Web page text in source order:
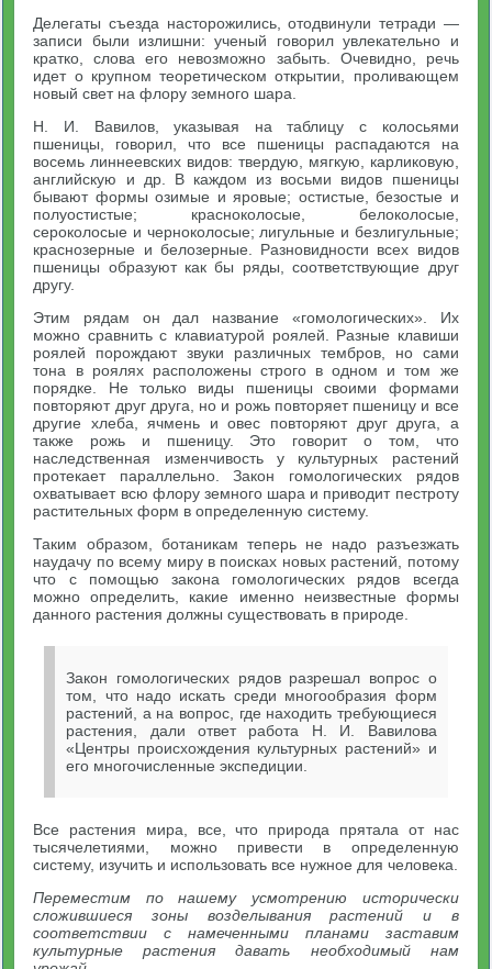
Делегаты съезда насторожились, отодвинули тетради —
записи были излишни: ученый говорил увлекательно и
кратко, слова его невозможно забыть. Очевидно, речь
идет о крупном теоретическом открытии, проливающем
новый свет на флору земного шара.
Н. И. Вавилов, указывая на таблицу с колосьями
пшеницы, говорил, что все пшеницы распадаются на
восемь линнеевских видов: твердую, мягкую, карликовую,
английскую и др. В каждом из восьми видов пшеницы
бывают формы озимые и яровые; остистые, безостые и
полуостистые; красноколосые, белоколосые,
сероколосые и черноколосые; лигульные и безлигульные;
краснозерные и белозерные. Разновидности всех видов
пшеницы образуют как бы ряды, соответствующие друг
другу.
Этим рядам он дал название «гомологических». Их
можно сравнить с клавиатурой роялей. Разные клавиши
роялей порождают звуки различных тембров, но сами
тона в роялях расположены строго в одном и том же
порядке. Не только виды пшеницы своими формами
повторяют друг друга, но и рожь повторяет пшеницу и все
другие хлеба, ячмень и овес повторяют друг друга, а
также рожь и пшеницу. Это говорит о том, что
наследственная изменчивость у культурных растений
протекает параллельно. Закон гомологических рядов
охватывает всю флору земного шара и приводит пестроту
растительных форм в определенную систему.
Таким образом, ботаникам теперь не надо разъезжать
наудачу по всему миру в поисках новых растений, потому
что с помощью закона гомологических рядов всегда
можно определить, какие именно неизвестные формы
данного растения должны существовать в природе.
Закон гомологических рядов разрешал вопрос о
том, что надо искать среди многообразия форм
растений, а на вопрос, где находить требующиеся
растения, дали ответ работа Н. И. Вавилова
«Центры происхождения культурных растений» и
его многочисленные экспедиции.
Все растения мира, все, что природа прятала от нас
тысячелетиями, можно привести в определенную
систему, изучить и использовать все нужное для человека.
Переместим по нашему усмотрению исторически
сложившиеся зоны возделывания растений и в
соответствии с намеченными планами заставим
культурные растения давать необходимый нам